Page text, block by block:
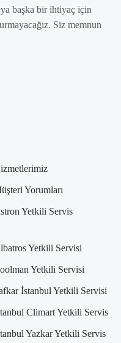
başka bir ihtiyaç için
Siz memnun
Yorumları
Yetkili Servis
Yetkili Servisi
Yetkili Servisi
İstanbul Yetkili Servisi
Climart Yetkili Servis
Yazkar Yetkili Servis